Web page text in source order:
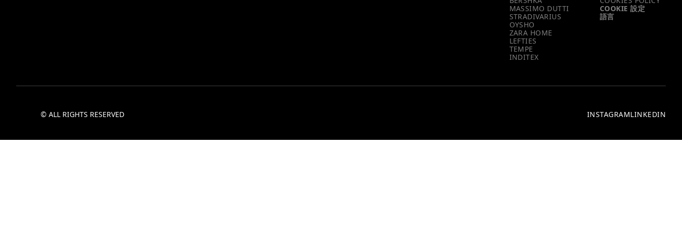
MASSIMO DUTTI
STRADIVARIUS
OYSHO
ZARA HOME
LEFTIES
TEMPE
INDITEX
COOKIE 設定
語言
© ALL RIGHTS RESERVED INSTAGRAMLINKEDIN